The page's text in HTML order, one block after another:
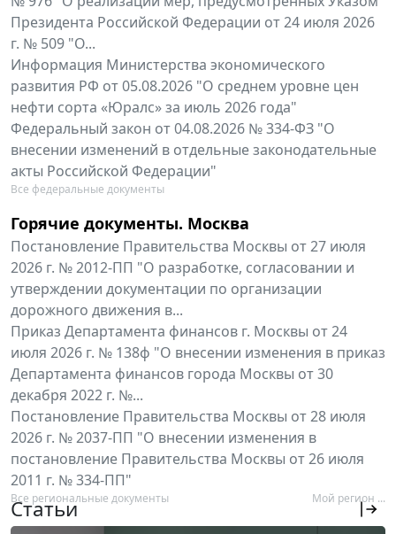
Президента Российской Федерации от 24 июля 2026
г. № 509 "О...
Информация Министерства экономического
развития РФ от 05.08.2026 "О среднем уровне цен
нефти сорта «Юралс» за июль 2026 года"
Федеральный закон от 04.08.2026 № 334-ФЗ "О
внесении изменений в отдельные законодательные
акты Российской Федерации"
Все федеральные документы
Горячие документы. Москва
Постановление Правительства Москвы от 27 июля
2026 г. № 2012-ПП "О разработке, согласовании и
утверждении документации по организации
дорожного движения в...
Приказ Департамента финансов г. Москвы от 24
июля 2026 г. № 138ф "О внесении изменения в приказ
Департамента финансов города Москвы от 30
декабря 2022 г. №...
Постановление Правительства Москвы от 28 июля
2026 г. № 2037-ПП "О внесении изменения в
постановление Правительства Москвы от 26 июля
2011 г. № 334-ПП"
Все региональные документы Мой регион ...
Статьи